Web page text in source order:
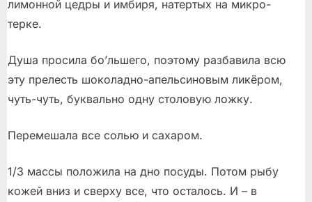
лимонной цедры и имбиря, натертых на микро-
терке.
Душа просила бо’льшего, поэтому разбавила всю
эту прелесть шоколадно-апельсиновым ликёром,
чуть-чуть, буквально одну столовую ложку.
Перемешала все солью и сахаром.
1/3 массы положила на дно посуды. Потом рыбу
кожей вниз и сверху все, что осталось. И – в